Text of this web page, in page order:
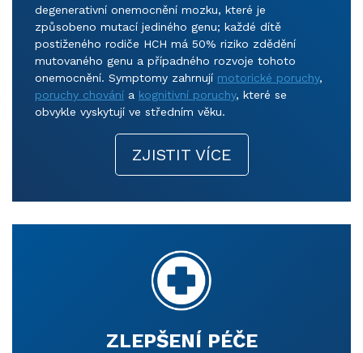
degenerativní onemocnění mozku, které je
způsobeno mutací jediného genu; každé dítě
postiženého rodiče HCH má 50% riziko zdědění
mutovaného genu a případného rozvoje tohoto
onemocnění. Symptomy zahrnují motorické poruchy,
poruchy chování a kognitivní poruchy, které se
obvykle vyskytují ve středním věku.
ZJISTIT VÍCE
ZLEPŠENÍ PÉČE